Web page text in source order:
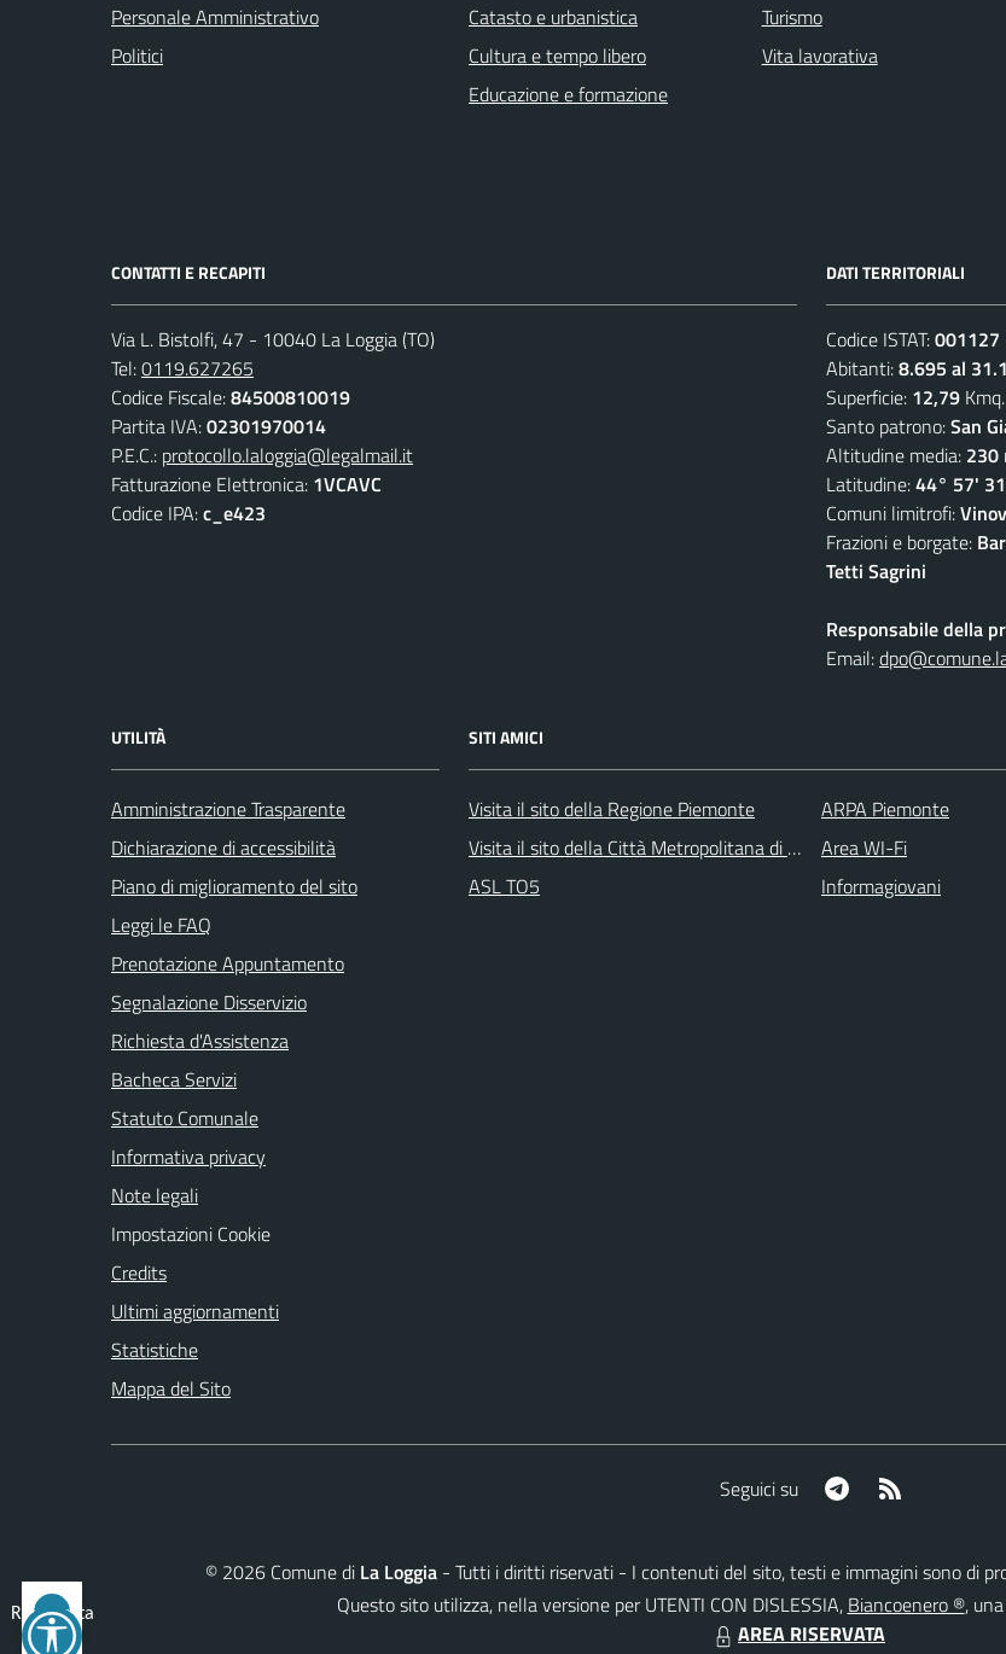
Personale Amministrativo
Politici
Catasto e urbanistica
Cultura e tempo libero
Educazione e formazione
Turismo
Vita lavorativa
CONTATTI E RECAPITI
Via L. Bistolfi, 47 - 10040 La Loggia (TO)
Tel:0119.627265
Codice Fiscale:84500810019
Partita IVA:02301970014
P.E.C.: protocollo.laloggia@legalmail.it
Fatturazione Elettronica: 1VCAVC
Codice IPA:c_e423
DATI TERRITORIALI
Codice ISTAT:001127
Abitanti:8.695 al
Superficie: 12,79
Santo patrono:San
Altitudine media: 230
Latitudine:44° 57'
Comuni limitrofi:
Frazioni e borgate:
Tetti Sagrini
Responsabile della
Email:
UTILITÀ
Amministrazione Trasparente
Dichiarazione di accessibilità
Piano di miglioramento del sito
Leggi le FAQ
Prenotazione Appuntamento
Segnalazione Disservizio
Richiesta d'Assistenza
Bacheca Servizi
Statuto Comunale
Informativa privacy
Note legali
Impostazioni Cookie
Credits
Ultimi aggiornamenti
Statistiche
Mappa del Sito
SITI AMICI
Visita il sito della Regione Piemonte
Visita il sito della Città Metropolitana di Torino
ASL TO5
ARPA Piemonte
Area WI-Fi
Informagiovani
Seguici su Telegram
© 2026 Comune di La Loggia - Tutti i diritti riservati - I contenuti del sito, testi e immagini sono di
Questo sito utilizza, nella versione per UTENTI CON DISLESSIA, Biancoenero ®,
AREA RISERVATA
Reimposta
tutto